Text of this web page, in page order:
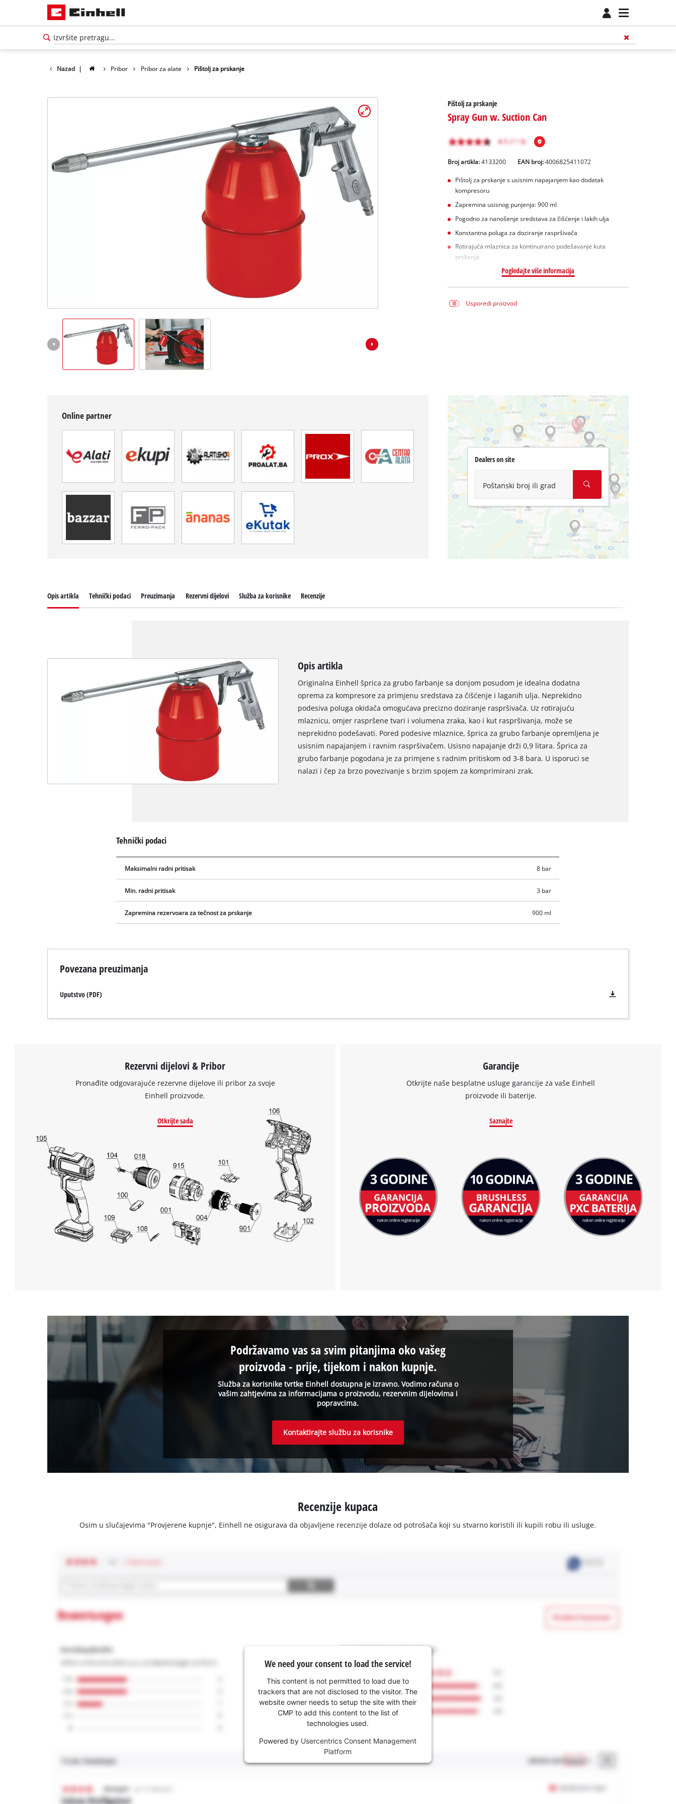
Nazad | Pribor Pribor za alate Pištolj za prskanje
Pištolj za prskanje
Spray Gun w. Suction Can
Broj artikla: 4133200 EAN broj:4006825411072
Pištolj za prskanje s usisnim napajanjem kao dodatak
kompresoru
Zapremina usisnog punjenja: 900 ml
Pogodno za nanošenje sredstava za čišćenje i lakih ulja
Konstantna poluga za doziranje raspršivača
Rotirajuća mlaznica za kontinuirano podešavanje kuta
prskanja
Pogledajte više informacija
Usporedi proizvod
Online partner
Dealers on site
Poštanski broj ili grad
Opis artikla Tehnički podaci Preuzimanja Rezervni dijelovi Služba za korisnike Recenzije
Opis artikla
Originalna Einhell šprica za grubo farbanje sa donjom posudom je idealna dodatna
oprema za kompresore za primjenu sredstava za čišćenje i laganih ulja. Neprekidno
podesiva poluga okidača omogućava precizno doziranje raspršivača. Uz rotirajuću
mlaznicu, omjer raspršene tvari i volumena zraka, kao i kut raspršivanja, može se
neprekidno podešavati. Pored podesive mlaznice, šprica za grubo farbanje opremljena je
usisnim napajanjem i ravnim raspršivačem. Usisno napajanje drži 0,9 litara. Šprica za
grubo farbanje pogodana je za primjene s radnim pritiskom od 3-8 bara. U isporuci se
nalazi i čep za brzo povezivanje s brzim spojem za komprimirani zrak.
Tehnički podaci
Maksimalni radni pritisak 8 bar
Min. radni pritisak 3 bar
Zapremina rezervoara za tečnost za prskanje 900 ml
Povezana preuzimanja
Uputstvo (PDF)
Rezervni dijelovi & Pribor
Pronađite odgovarajuće rezervne dijelove ili pribor za svoje
Einhell proizvode.
Otkrijte sada
Garancije
Otkrijte naše besplatne usluge garancije za vaše Einhell
proizvode ili baterije.
Saznajte
Služba za korisnike tvrtke Einhell dostupna je izravno. Vodimo računa o
vašim zahtjevima za informacijama o proizvodu, rezervnim dijelovima i
popravcima.
Podržavamo vas sa svim pitanjima oko vašeg
proizvoda - prije, tijekom i nakon kupnje.
Kontaktirajte službu za korisnike
Recenzije kupaca
Osim u slučajevima "Provjerene kupnje", Einhell ne osigurava da objavljene recenzije dolaze od potrošača koji su stvarno koristili ili kupili robu ili usluge.
We need your consent to load the service!
This content is not permitted to load due to
trackers that are not disclosed to the visitor. The
website owner needs to setup the site with their
CMP to add this content to the list of
technologies used.
Powered by Usercentrics Consent Management
Platform